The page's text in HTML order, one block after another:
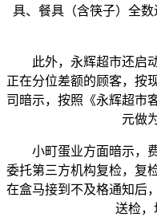
具、餐具（含筷子）全
此外，永辉超市还启动
正在分位差额的顾客，按
司暗示，按照《永辉超市
元做
小町蛋业方面暗示，费
委托第三方机构复检，复
在盒马接到不及格通知后
送检，